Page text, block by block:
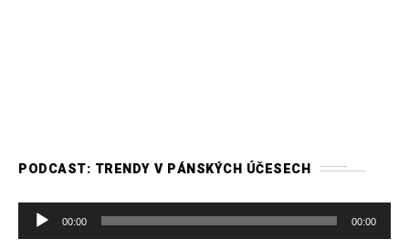
PODCAST: TRENDY V PÁNSKÝCH ÚČESECH
u
00:00 00:00